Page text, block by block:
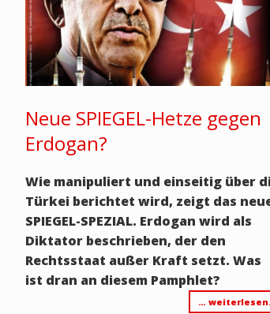
Neue SPIEGEL-Hetze gegen
Erdogan?
Wie manipuliert und einseitig über
Türkei berichtet wird, zeigt das
SPIEGEL-SPEZIAL. Erdogan wird als
Diktator beschrieben, der den
Rechtsstaat außer Kraft setzt. Was
ist dran an diesem Pamphlet?
… weiterlesen.